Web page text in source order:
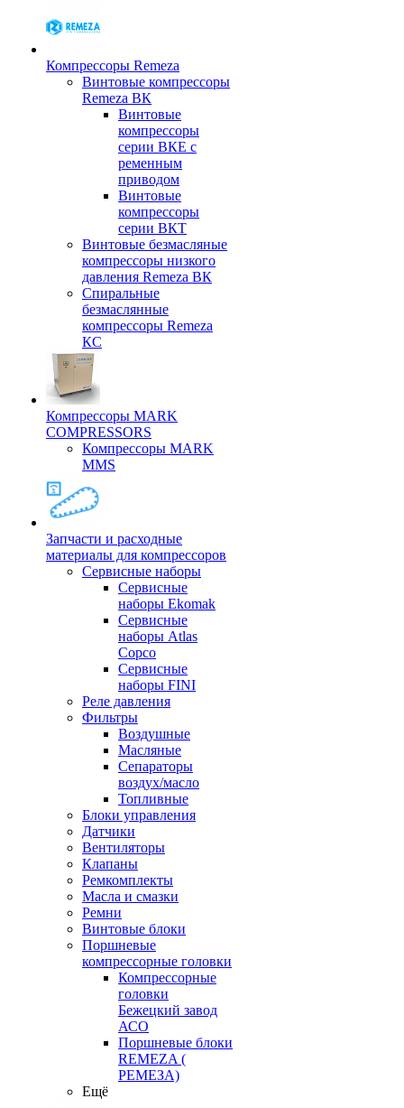
Компрессоры Remeza
Винтовые компрессоры
Remeza ВК
Винтовые
компрессоры
серии ВКЕ с
ременным
приводом
Винтовые
компрессоры
серии ВКТ
Винтовые безмасляные
компрессоры низкого
давления Remeza ВК
Спиральные
безмаслянные
компрессоры Remeza
КС
Компрессоры MARK
COMPRESSORS
Компрессоры MARK
MMS
Запчасти и расходные
материалы для компрессоров
Cервисные наборы
Сервисные
наборы Ekomak
Cервисные
наборы Atlas
Copco
Сервисные
наборы FINI
Реле давления
Фильтры
Воздушные
Масляные
Сепараторы
воздух/масло
Топливные
Блоки управления
Датчики
Вентиляторы
Клапаны
Ремкомплекты
Масла и смазки
Ремни
Винтовые блоки
Поршневые
компрессорные головки
Компрессорные
головки
Бежецкий завод
АСО
Поршневые блоки
REMEZA (
РЕМЕЗА)
Ещё